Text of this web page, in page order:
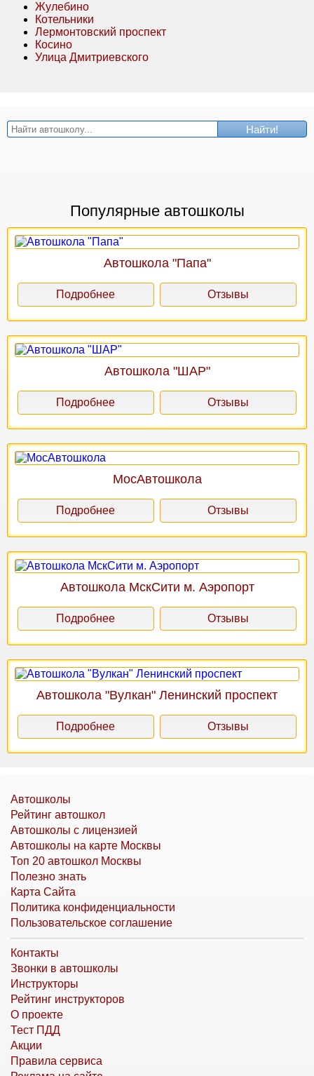
Жулебино
Котельники
Лермонтовский проспект
Косино
Улица Дмитриевского
Найти!
Популярные автошколы
Автошкола "Папа"
Подробнее Отзывы
Автошкола "ШАР"
Подробнее Отзывы
МосАвтошкола
Подробнее Отзывы
Автошкола МскСити м. Аэропорт
Подробнее Отзывы
Автошкола "Вулкан" Ленинский проспект
Подробнее Отзывы
Автошколы
Рейтинг автошкол
Автошколы с лицензией
Автошколы на карте Москвы
Топ 20 автошкол Москвы
Полезно знать
Карта Сайта
Политика конфиденциальности
Пользовательское соглашение
Контакты
Звонки в автошколы
Инструкторы
Рейтинг инструкторов
О проекте
Тест ПДД
Акции
Правила сервиса